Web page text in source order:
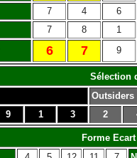
7 4 6
7 8 1
6 7 9
Sélection
Outsiders
9 1 3 2
Forme